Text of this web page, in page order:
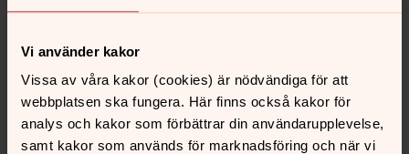
Vi använder kakor
Vissa av våra kakor (cookies) är nödvändiga för att
webbplatsen ska fungera. Här finns också kakor för
analys och kakor som förbättrar din användarupplevelse,
samt kakor som används för marknadsföring och när vi
Råå Kapell hittar hittar du påHolger Danskes gatai
Råå kyrkogård
Läs mer om Råå kyrkogård här.